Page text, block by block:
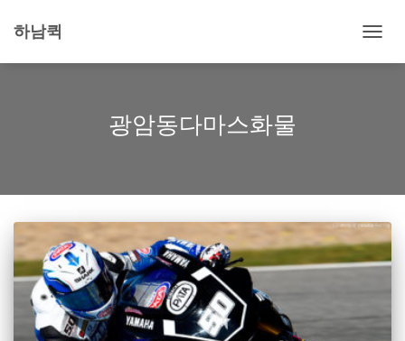
하남퀵
비
광암동다마스화물